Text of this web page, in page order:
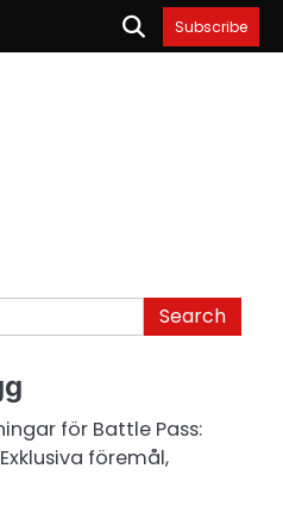
Subscribe
för Battle Pass:
föremål,